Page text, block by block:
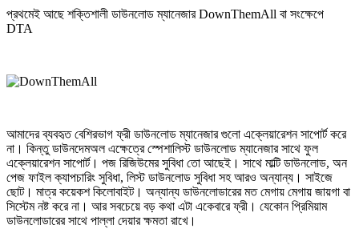
প্রথমেই আছে শক্তিশালী ডাউনলোড ম্যানেজার DownThemAll বা সংক্ষেপে
DTA
আমাদের ব্যবহৃত বেশিরভাগ ফ্রী ডাউনলোড ম্যানেজার গুলো এক্লেয়ারেশন সাপোর্ট করে
না। কিন্তু ডাউনদেমঅল এক্ষেত্রে স্পেশালিস্ট ডাউনলোড ম্যানেজার সাথে ফুল
এক্লেয়ারেশন সাপোর্ট। পজ রিজিউমের সুবিধা তো আছেই। সাথে মাল্টি ডাউনলোড, অন
পেজ ফাইল ক্যাপচারিং সুবিধা, লিস্ট ডাউনলোড সুবিধা সহ আরও অন্যান্য। সাইজে
ছোট। মাত্র কয়েকশ কিলোবাইট। অন্যান্য ডাউনলোডারের মত মেগায় মেগায় জায়গা বা
সিস্টেম নষ্ট করে না। আর সবচেয়ে বড় কথা এটা একেবারে ফ্রী। যেকোন প্রিমিয়াম
ডাউনলোডারের সাথে পাল্লা দেয়ার ক্ষমতা রাখে।